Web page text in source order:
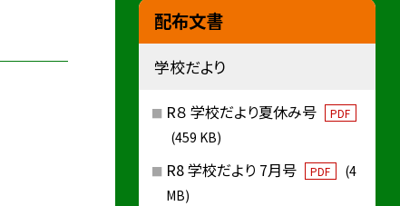
配布文書
学校だより
R８ 学校だより夏休み号 PDF
(459 KB)
R8 学校だより 7月号 PDF
(4
MB)